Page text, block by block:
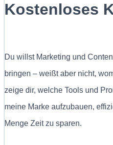
Kostenloses
Du willst Marketing und
bringen – weißt aber nicht,
zeige dir, welche Tools und
meine Marke aufzubauen,
Menge Zeit zu sparen.